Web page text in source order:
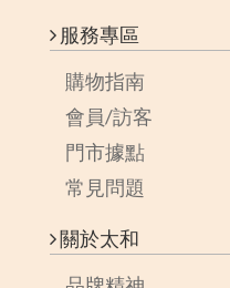
服務專區
購物指南
會員/訪客
門市據點
常見問題
關於太和